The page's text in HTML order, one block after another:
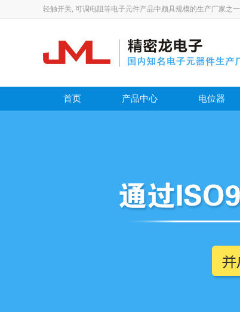
轻触开关, 可调电阻等电子元件产品中颇具规模的生产厂家之一
首页 产品中心 电位器